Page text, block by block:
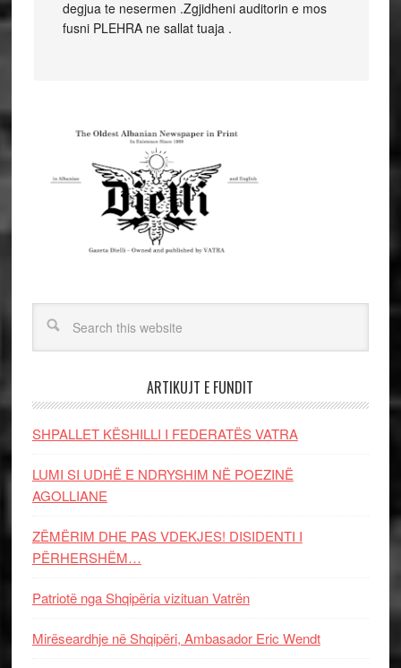
degjua te nesermen .Zgjidheni auditorin e mos
fusni PLEHRA ne sallat tuaja .
ARTIKUJT E FUNDIT
SHPALLET KËSHILLI I FEDERATËS VATRA
LUMI SI UDHË E NDRYSHIM NË POEZINË
AGOLLIANE
ZËMËRIM DHE PAS VDEKJES! DISIDENTI I
PËRHERSHËM…
Patriotë nga Shqipëria vizituan Vatrën
Mirëseardhje në Shqipëri, Ambasador Eric Wendt